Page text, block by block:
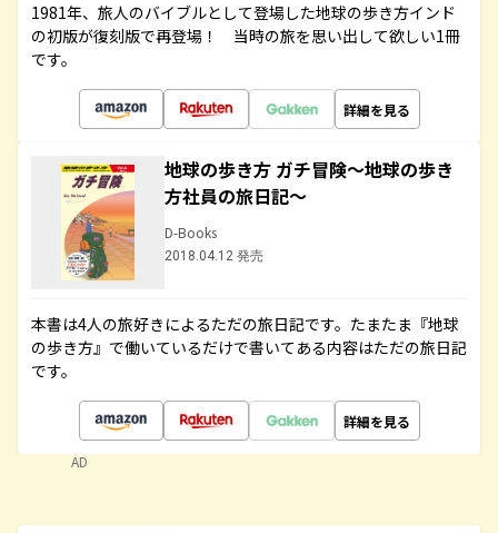
1981年、旅人のバイブルとして登場した地球の歩き方インド
の初版が復刻版で再登場！ 当時の旅を思い出して欲しい1冊
です。
詳細を見る
地球の歩き方 ガチ冒険～地球の歩き
方社員の旅日記～
D-Books
2018.04.12 発売
本書は4人の旅好きによるただの旅日記です。たまたま『地球
の歩き方』で働いているだけで書いてある内容はただの旅日記
です。
詳細を見る
AD